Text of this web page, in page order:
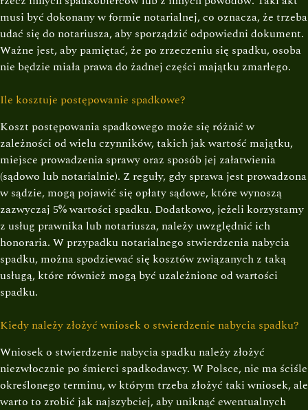
musi być dokonany w formie notarialnej, co oznacza, że trzeba
udać się do notariusza, aby sporządzić odpowiedni dokument.
Ważne jest, aby pamiętać, że po zrzeczeniu się spadku, osoba
nie będzie miała prawa do żadnej części majątku zmarłego.
Ile kosztuje postępowanie spadkowe?
Koszt postępowania spadkowego może się różnić w
zależności od wielu czynników, takich jak wartość majątku,
miejsce prowadzenia sprawy oraz sposób jej załatwienia
(sądowo lub notarialnie). Z reguły, gdy sprawa jest prowadzona
w sądzie, mogą pojawić się opłaty sądowe, które wynoszą
zazwyczaj 5% wartości spadku. Dodatkowo, jeżeli korzystamy
z usług prawnika lub notariusza, należy uwzględnić ich
honoraria. W przypadku notarialnego stwierdzenia nabycia
spadku, można spodziewać się kosztów związanych z taką
usługą, które również mogą być uzależnione od wartości
spadku.
Kiedy należy złożyć wniosek o stwierdzenie nabycia spadku?
Wniosek o stwierdzenie nabycia spadku należy złożyć
niezwłocznie po śmierci spadkodawcy. W Polsce, nie ma ściśle
określonego terminu, w którym trzeba złożyć taki wniosek, ale
warto to zrobić jak najszybciej, aby uniknąć ewentualnych